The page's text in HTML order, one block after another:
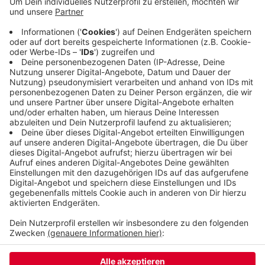
gesammelt. Besucherinnen und Besucher konnten
kamen 1.100 Euro zusammen.
Ein herzliches Dankeschön an alle, die die Aktion
unterstützt haben!
Veröffentlicht:Dienstag, 09.12.2025 11:51
Anzeige
Anzeige